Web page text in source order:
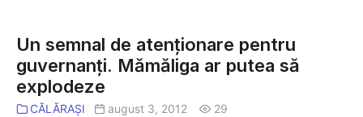
mare
semnal
de
atenționare
pentru
Un semnal de atenționare pentru
guvernanţi. Mămăliga ar putea să
explodeze
CĂLĂRAȘI august 3, 2012 29